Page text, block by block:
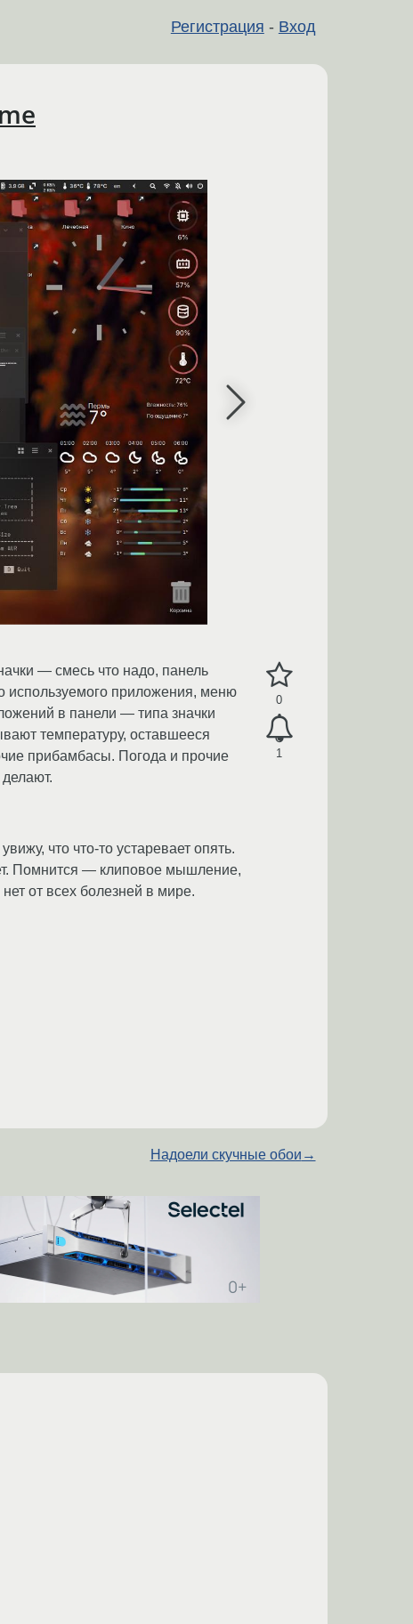
Регистрация - Вход
0
1
— смесь что надо, панель
используемого приложения, меню
в панели — типа значки
температуру, оставшееся
прибамбасы. Погода и прочие
что что-то устаревает опять.
Помнится — клиповое мышление,
от всех болезней в мире.
Надоели скучные обои →